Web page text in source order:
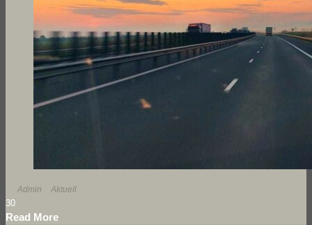
Admin Aktuell
30
Read More